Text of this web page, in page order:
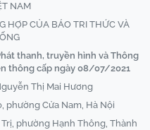
NAM
HỢP CỦA BÁO TRI THỨC VÀ
thanh, truyền hình và Thông
thông cấp ngày 08/07/2021
Thị Mai Hương
phường Cửa Nam, Hà Nội
phường Hạnh Thông, Thành